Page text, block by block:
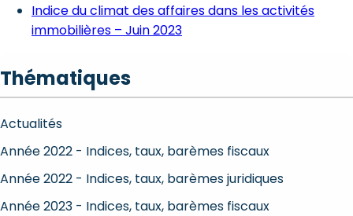
Indice du climat des affaires dans les activités
immobilières – Juin 2023
Thématiques
Actualités
Année 2022 - Indices, taux, barèmes fiscaux
Année 2022 - Indices, taux, barèmes juridiques
Année 2023 - Indices, taux, barèmes fiscaux